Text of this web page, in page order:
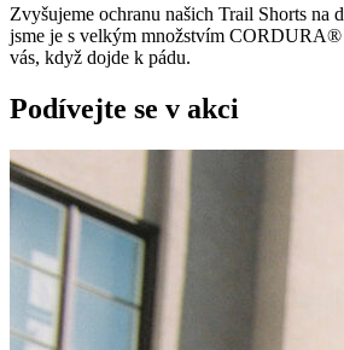
Zvyšujeme ochranu našich Trail Shorts na
jsme je s velkým množstvím
vás, když dojde k pádu.
Podívejte se v akci